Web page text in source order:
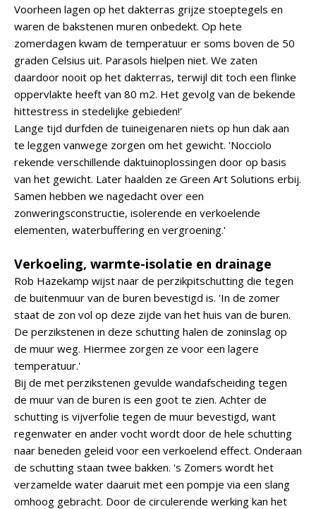
Voorheen lagen op het dakterras grijze stoeptegels en
waren de bakstenen muren onbedekt. Op hete
zomerdagen kwam de temperatuur er soms boven de 50
graden Celsius uit. Parasols hielpen niet. We zaten
daardoor nooit op het dakterras, terwijl dit toch een flinke
oppervlakte heeft van 80 m2. Het gevolg van de bekende
hittestress in stedelijke gebieden!'
Lange tijd durfden de tuineigenaren niets op hun dak aan
te leggen vanwege zorgen om het gewicht. 'Nocciolo
rekende verschillende daktuinoplossingen door op basis
van het gewicht. Later haalden ze Green Art Solutions erbij.
Samen hebben we nagedacht over een
zonweringsconstructie, isolerende en verkoelende
elementen, waterbuffering en vergroening.'
Verkoeling, warmte-isolatie en drainage
Rob Hazekamp wijst naar de perzikpitschutting die tegen
de buitenmuur van de buren bevestigd is. 'In de zomer
staat de zon vol op deze zijde van het huis van de buren.
De perzikstenen in deze schutting halen de zoninslag op
de muur weg. Hiermee zorgen ze voor een lagere
temperatuur.'
Bij de met perzikstenen gevulde wandafscheiding tegen
de muur van de buren is een goot te zien. Achter de
schutting is vijverfolie tegen de muur bevestigd, want
regenwater en ander vocht wordt door de hele schutting
naar beneden geleid voor een verkoelend effect. Onderaan
de schutting staan twee bakken. 's Zomers wordt het
verzamelde water daaruit met een pompje via een slang
omhoog gebracht. Door de circulerende werking kan het